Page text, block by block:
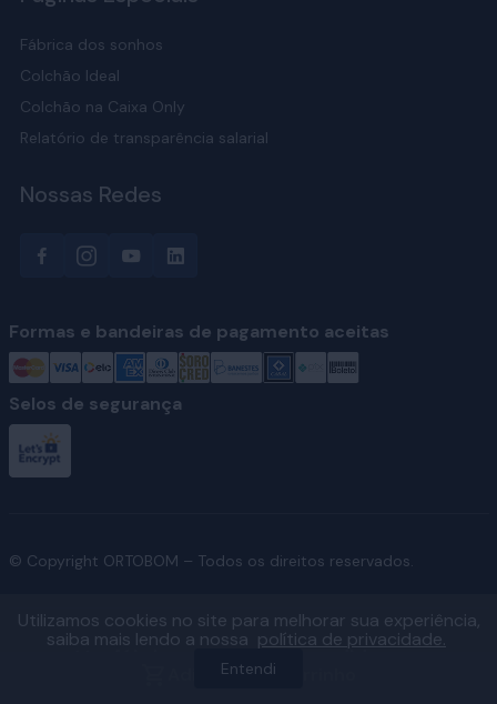
Adicionar ao carrinho
Fábrica dos sonhos
Colchão Ideal
Colchão na Caixa Only
Relatório de transparência salarial
Nossas Redes
Formas e bandeiras de pagamento aceitas
Selos de segurança
© Copyright ORTOBOM – Todos os direitos reservados.
Ver fábricas e regiões atendidas
Utilizamos cookies no site para melhorar sua experiência,
saiba mais lendo a nossa política de privacidade.
Entendi